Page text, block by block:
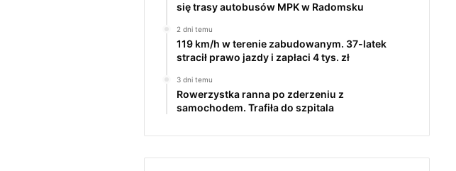
się trasy autobusów MPK w Radomsku
2 dni temu
119 km/h w terenie zabudowanym. 37-latek
stracił prawo jazdy i zapłaci 4 tys. zł
3 dni temu
Rowerzystka ranna po zderzeniu z
samochodem. Trafiła do szpitala